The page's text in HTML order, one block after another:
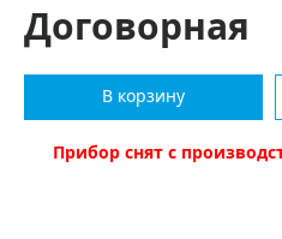
Договорная
В корзину
Прибор снят с
Согласен с условиями